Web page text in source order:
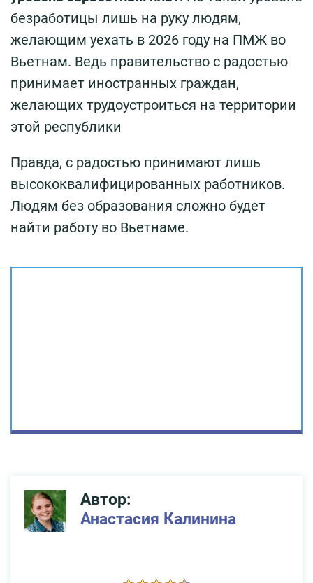
безработицы лишь на руку людям,
желающим уехать в 2026 году на ПМЖ во
Вьетнам. Ведь правительство с радостью
принимает иностранных граждан,
желающих трудоустроиться на территории
этой республики
Правда, с радостью принимают лишь
высококвалифицированных работников.
Людям без образования сложно будет
найти работу во Вьетнаме.
Автор:
Анастасия Калинина